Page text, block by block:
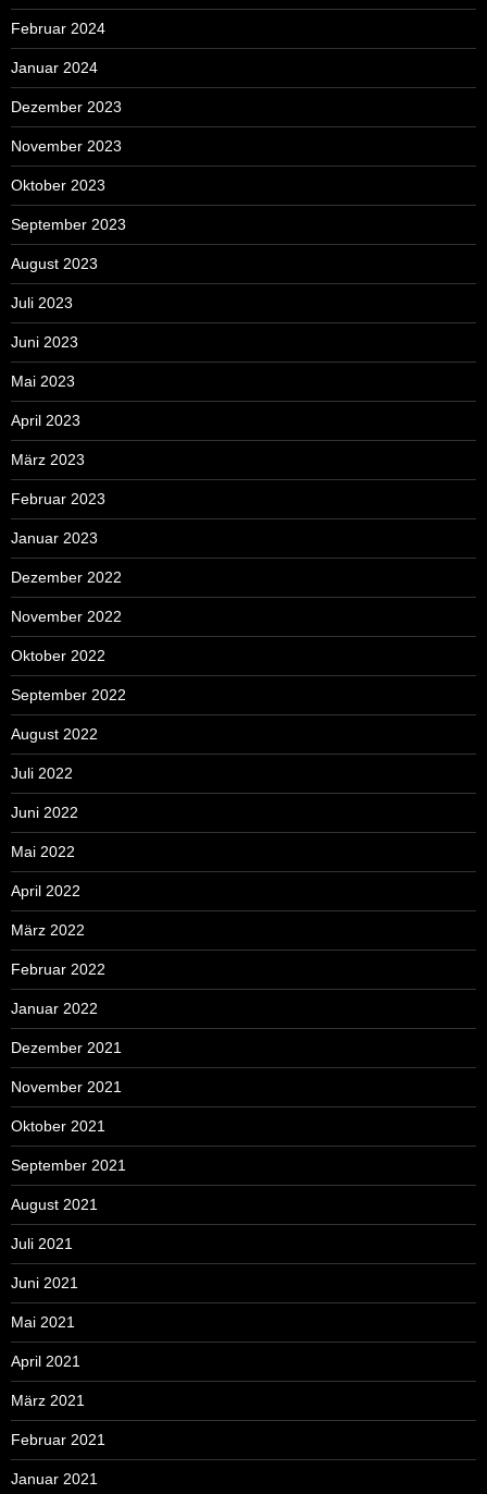
Februar 2024
Januar 2024
Dezember 2023
November 2023
Oktober 2023
September 2023
August 2023
Juli 2023
Juni 2023
Mai 2023
April 2023
März 2023
Februar 2023
Januar 2023
Dezember 2022
November 2022
Oktober 2022
September 2022
August 2022
Juli 2022
Juni 2022
Mai 2022
April 2022
März 2022
Februar 2022
Januar 2022
Dezember 2021
November 2021
Oktober 2021
September 2021
August 2021
Juli 2021
Juni 2021
Mai 2021
April 2021
März 2021
Februar 2021
Januar 2021